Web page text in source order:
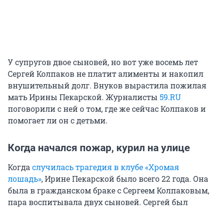
У супругов двое сыновей, но вот уже восемь лет
Сергей Колпаков не платит алименты и накопил
внушительный долг. Внуков вырастила пожилая
мать Ирины Пекарской. Журналисты 59.RU
поговорили с ней о том, где же сейчас Колпаков и
помогает ли он с детьми.
Когда начался пожар, курил на улице
Когдаслучилась трагедия в клубе «Хромая
лошадь», Ирине Пекарской было всего 22 года. Она
была в гражданском браке с Сергеем Колпаковым,
пара воспитывала двух сыновей. Сергей был